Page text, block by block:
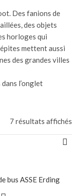
Des fanions de
des objets
horloges qui
mettent aussi
des grandes villes
l’onglet
7 résultats affichés